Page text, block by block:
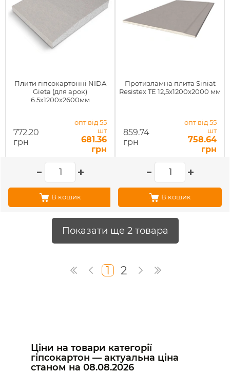
Плити гіпсокартонні NIDA
Gieta (для арок)
6.5x1200x2600мм
772.20
грн
опт від 55
шт
681.36
грн
В кошик
Протизламна плита Siniat
Resistex TE 12,5x1200x2000 мм
859.74
грн
опт від 55
шт
758.64
грн
В кошик
Показати ще 2 товара
1 2
Ціни на товари категорії
гіпсокартон — актуальна ціна
станом на 08.08.2026